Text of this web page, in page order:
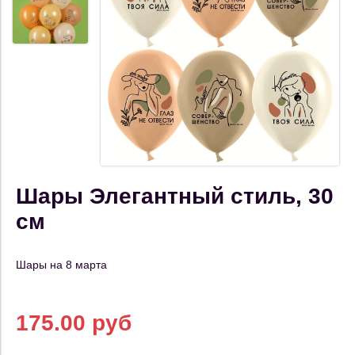
Шары Элегантный стиль, 30
см
Шары на 8 марта
175.00 руб